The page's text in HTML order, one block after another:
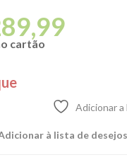
cartão
Adicionar
à lista de desejos